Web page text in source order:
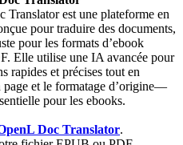
Translator est une plateforme en
pour traduire des documents,
pour les formats d’ebook
Elle utilise une IA avancée pour
rapides et précises tout en
page et le formatage d’origine—
pour les ebooks.
Doc Translator.